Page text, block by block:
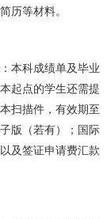
历等材料。
本科成绩单及毕业
起点的学生还需提
扫描件，有效期至
版（若有）；国际
及签证申请费汇款